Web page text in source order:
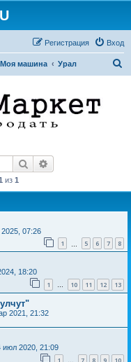
Вход
Регистрация
Моя машина Урал
Поиск
из 1
07:26
1 5 6 7 8
18:20
1 … 10 11 12 13
2021, 21:32
июл 2020, 21:09
1 7 8 9 10